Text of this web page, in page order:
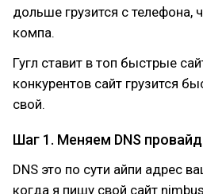
дольше грузится с телефона,
компа.
Гугл ставит в топ быстрые
конкурентов сайт грузится
свой.
Шаг 1. Меняем DNS
DNS это по сути айпи адрес
когда я пишу свой сайт